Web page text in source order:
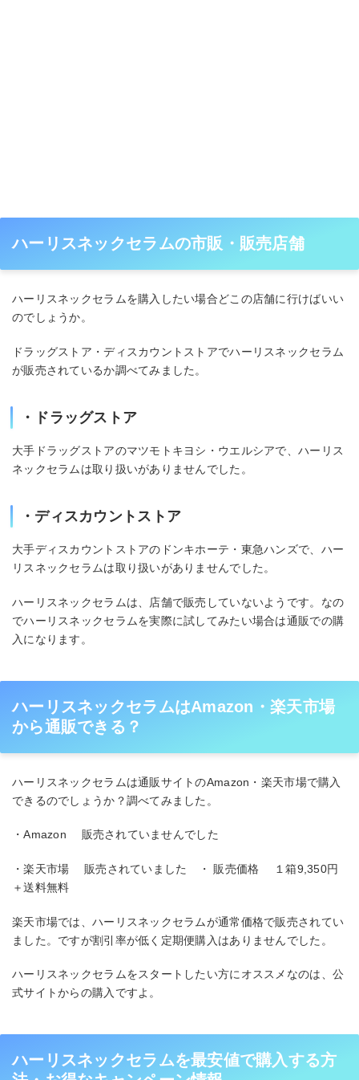
ハーリスネックセラムの市販・販売店舗
ハーリスネックセラムを購入したい場合どこの店舗に行けばいい
のでしょうか。
ドラッグストア・ディスカウントストアでハーリスネックセラム
が販売されているか調べてみました。
・ドラッグストア
大手ドラッグストアのマツモトキヨシ・ウエルシアで、ハーリス
ネックセラムは取り扱いがありませんでした。
・ディスカウントストア
大手ディスカウントストアのドンキホーテ・東急ハンズで、ハー
リスネックセラムは取り扱いがありませんでした。
ハーリスネックセラムは、店舗で販売していないようです。なの
でハーリスネックセラムを実際に試してみたい場合は通販での購
入になります。
ハーリスネックセラムはAmazon・楽天市場
から通販できる？
ハーリスネックセラムは通販サイトのAmazon・楽天市場で購入
できるのでしょうか？調べてみました。
・Amazon 販売されていませんでした
・楽天市場 販売されていました ・ 販売価格 １箱9,350円
＋送料無料
楽天市場では、ハーリスネックセラムが通常価格で販売されてい
ました。ですが割引率が低く定期便購入はありませんでした。
ハーリスネックセラムをスタートしたい方にオススメなのは、公
式サイトからの購入ですよ。
ハーリスネックセラムを最安値で購入する方